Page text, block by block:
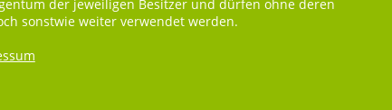
der jeweiligen Besitzer und dürfen ohne deren
sonstwie weiter verwendet werden.